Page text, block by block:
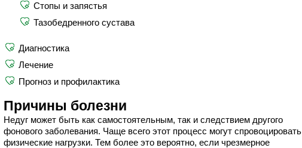
Стопы и запястья
Тазобедренного сустава
Диагностика
Лечение
Прогноз и профилактика
Причины болезни
Недуг может быть как самостоятельным, так и следствием другого
фонового заболевания. Чаще всего этот процесс могут спровоцировать
физические нагрузки. Тем более это вероятно, если чрезмерное